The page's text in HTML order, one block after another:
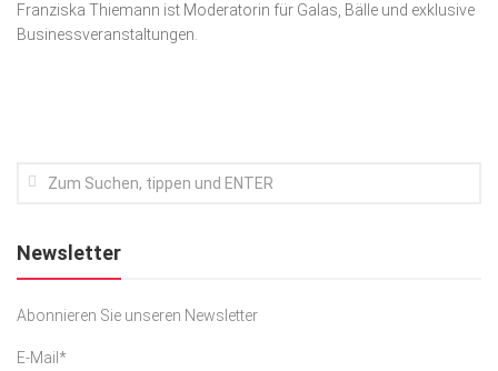
Gesellschaft
Podcast
SACHSEN IN PARIS
Franziska Thiemann ist Moderatorin für Galas, Bälle und exklusive
Business­veran­staltungen.
Newsletter
Abonnieren Sie unseren Newsletter
E-Mail*